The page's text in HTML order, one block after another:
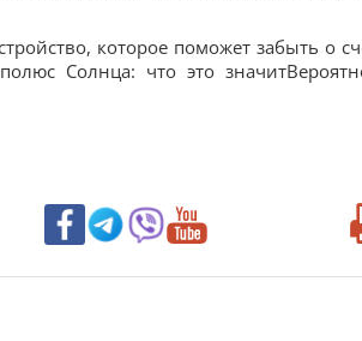
которое поможет забыть о
Солнца: что это